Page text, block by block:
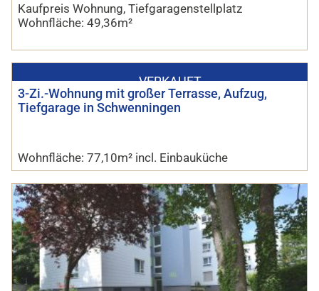
Kaufpreis Wohnung, Tiefgaragenstellplatz
Wohnfläche: 49,36m²
VERKAUFT
3-Zi.-Wohnung mit großer Terrasse, Aufzug,
Tiefgarage in Schwenningen
Wohnfläche: 77,10m² incl. Einbauküche